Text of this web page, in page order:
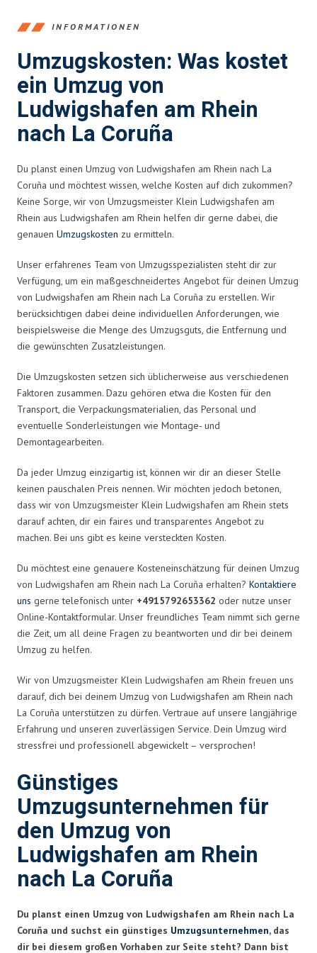
INFORMATIONEN
Umzugskosten: Was kostet
ein Umzug von
Ludwigshafen am Rhein
nach La Coruña
Du planst einen Umzug von Ludwigshafen am Rhein nach La
Coruña und möchtest wissen, welche Kosten auf dich zukommen?
Keine Sorge, wir von Umzugsmeister Klein Ludwigshafen am
Rhein aus Ludwigshafen am Rhein helfen dir gerne dabei, die
genauen Umzugskosten zu ermitteln.
Unser erfahrenes Team von Umzugsspezialisten steht dir zur
Verfügung, um ein maßgeschneidertes Angebot für deinen Umzug
von Ludwigshafen am Rhein nach La Coruña zu erstellen. Wir
berücksichtigen dabei deine individuellen Anforderungen, wie
beispielsweise die Menge des Umzugsguts, die Entfernung und
die gewünschten Zusatzleistungen.
Die Umzugskosten setzen sich üblicherweise aus verschiedenen
Faktoren zusammen. Dazu gehören etwa die Kosten für den
Transport, die Verpackungsmaterialien, das Personal und
eventuelle Sonderleistungen wie Montage- und
Demontagearbeiten.
Da jeder Umzug einzigartig ist, können wir dir an dieser Stelle
keinen pauschalen Preis nennen. Wir möchten jedoch betonen,
dass wir von Umzugsmeister Klein Ludwigshafen am Rhein stets
darauf achten, dir ein faires und transparentes Angebot zu
machen. Bei uns gibt es keine versteckten Kosten.
Du möchtest eine genauere Kosteneinschätzung für deinen Umzug
von Ludwigshafen am Rhein nach La Coruña erhalten? Kontaktiere
uns gerne telefonisch unter +4915792653362 oder nutze unser
Online-Kontaktformular. Unser freundliches Team nimmt sich gerne
die Zeit, um all deine Fragen zu beantworten und dir bei deinem
Umzug zu helfen.
Wir von Umzugsmeister Klein Ludwigshafen am Rhein freuen uns
darauf, dich bei deinem Umzug von Ludwigshafen am Rhein nach
La Coruña unterstützen zu dürfen. Vertraue auf unsere langjährige
Erfahrung und unseren zuverlässigen Service. Dein Umzug wird
stressfrei und professionell abgewickelt – versprochen!
Günstiges
Umzugsunternehmen für
den Umzug von
Ludwigshafen am Rhein
nach La Coruña
Du planst einen Umzug von Ludwigshafen am Rhein nach La
Coruña und suchst ein günstiges Umzugsunternehmen, das
dir bei diesem großen Vorhaben zur Seite steht? Dann bist